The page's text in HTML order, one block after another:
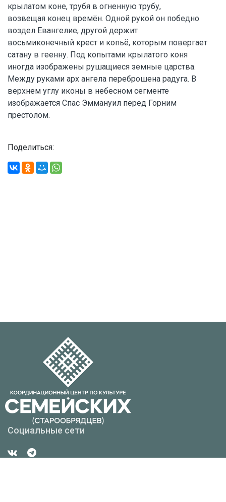
крылатом коне, трубя в огненную трубу,
возвещая конец времён. Одной рукой он победно
воздел Евангелие, другой держит
восьмиконечный крест и копьё, которым повергает
сатану в геенну. Под копытами крылатого коня
иногда изображены рушащиеся земные царства.
Между руками арх ангела переброшена радуга. В
верхнем углу иконы в небесном сегменте
изображается Спас Эммануил перед Горним
престолом.
Поделиться:
Социальные сети